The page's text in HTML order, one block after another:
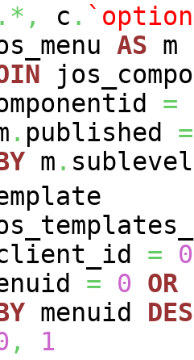
.*, c .
AS m
=
. published =
m . sublevel
=
0
= 0 OR
menuid
,
1